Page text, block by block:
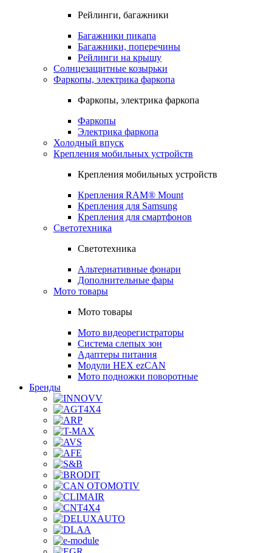
Рейлинги, багажники
Багажники пикапа
Багажники, поперечины
Рейлинги на крышу
Солнцезащитные козырьки
Фаркопы, электрика фаркопа
Фаркопы, электрика фаркопа
Фаркопы
Электрика фаркопа
Холодный впуск
Крепления мобильных устройств
Крепления мобильных устройств
Крепления RAM® Mount
Крепления для Samsung
Крепления для смартфонов
Светотехника
Светотехника
Альтернативные фонари
Дополнительные фары
Мото товары
Мото товары
Мото видеорегистраторы
Система слепых зон
Адаптеры питания
Модули HEX ezCAN
Мото подножки поворотные
Бренды